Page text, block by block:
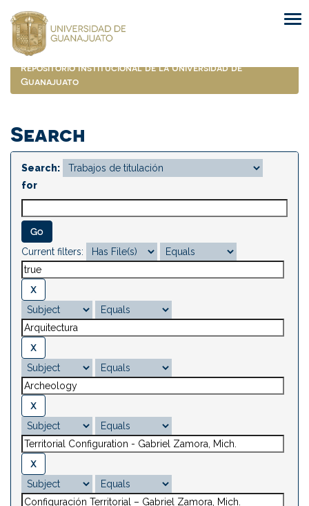
navigation
Repositorio Institucional de la Universidad de
Guanajuato
Search
Search:
for
Current filters: